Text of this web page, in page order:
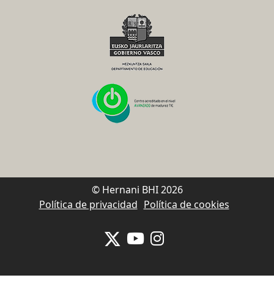
© Hernani BHI 2026
Política de privacidad Política de cookies
Se abrirá nueva ventana-twitter
Se abrirá nueva ventana-